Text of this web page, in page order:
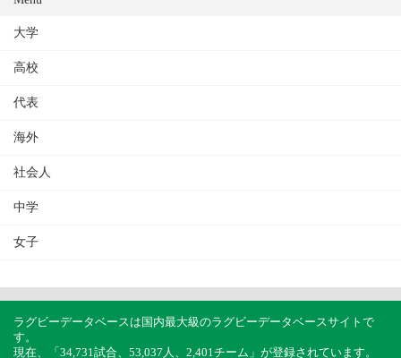
大学
高校
代表
海外
社会人
中学
女子
ラグビーデータベースは国内最大級のラグビーデータベースサイトで
す。
現在、「34,731試合、53,037人、2,401チーム」が登録されています。